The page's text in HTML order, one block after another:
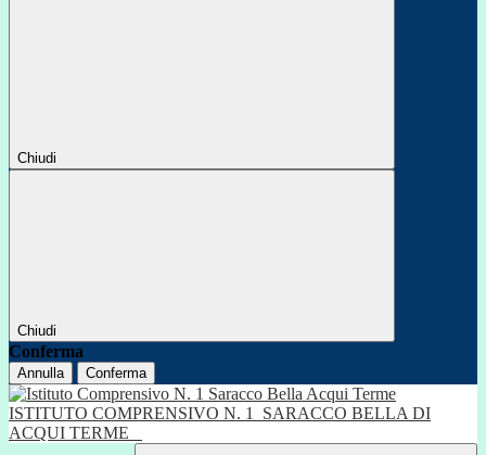
Chiudi
Chiudi
Conferma
Annulla Conferma
ISTITUTO COMPRENSIVO N. 1
SARACCO BELLA DI
ACQUI TERME